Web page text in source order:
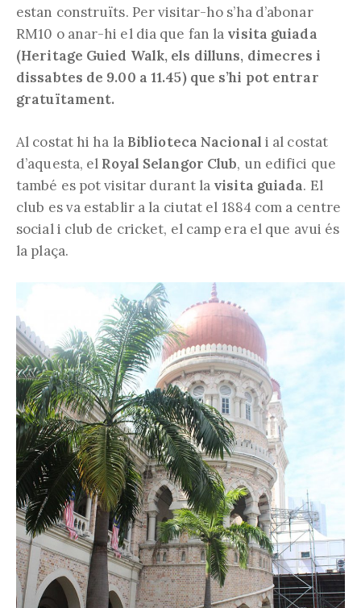
estan construïts. Per visitar-ho s’ha d’abonar
RM10 o anar-hi el dia que fan la visita guiada
(Heritage Guied Walk, els dilluns, dimecres i
dissabtes de 9.00 a 11.45) que s’hi pot entrar
gratuïtament.
Al costat hi ha la Biblioteca Nacional i al costat
d’aquesta, el Royal Selangor Club, un edifici que
també es pot visitar durant la visita guiada. El
club es va establir a la ciutat el 1884 com a centre
social i club de cricket, el camp era el que avui és
la plaça.